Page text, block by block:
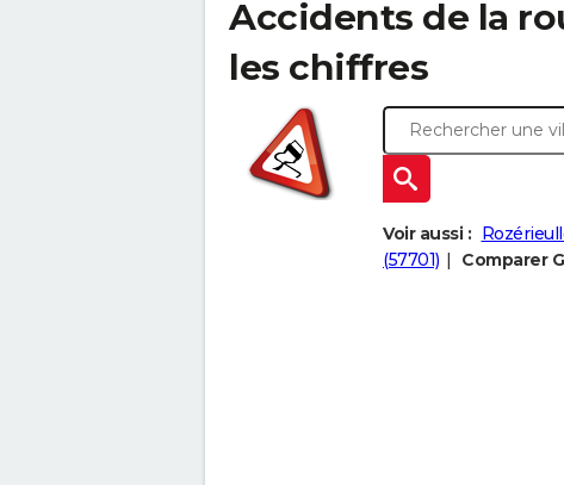
Accidents de la
les chiffres
Voir aussi :
(57701)
Comparer